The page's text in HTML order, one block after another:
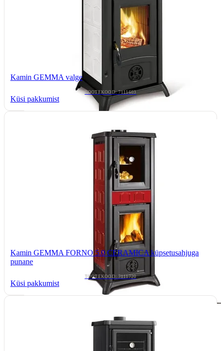
Kamin GEMMA valge
TOOTEKOOD: 7111603
Küsi pakkumist
Kamin GEMMA FORNO 5.0 CERAMICA küpsetusahjuga
punane
TOOTEKOOD: 7111720
Küsi pakkumist